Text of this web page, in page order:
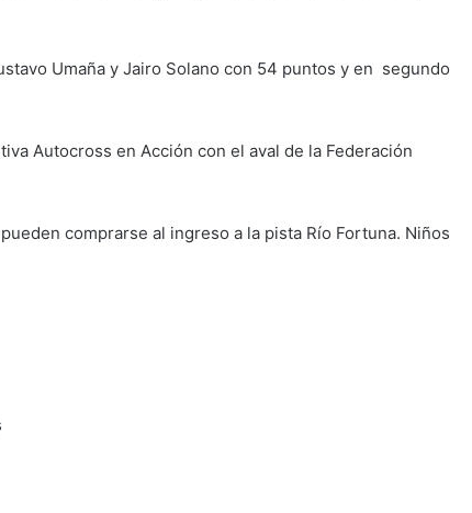
Umaña y Jairo Solano con 54 puntos y en segundo
Autocross en Acción con el aval de la Federación
comprarse al ingreso a la pista Río Fortuna. Niños